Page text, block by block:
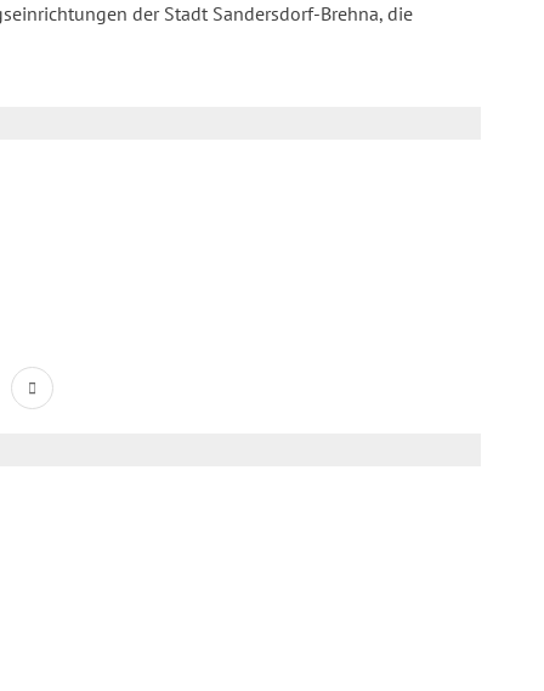
der Stadt Sandersdorf-Brehna, die